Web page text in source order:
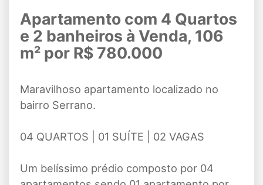
Apartamento com 4 Quartos
e 2 banheiros à Venda, 106
m² por R$ 780.000
Maravilhoso apartamento localizado no
bairro Serrano.
04 QUARTOS | 01 SUÍTE | 02 VAGAS
Um belíssimo prédio composto por 04